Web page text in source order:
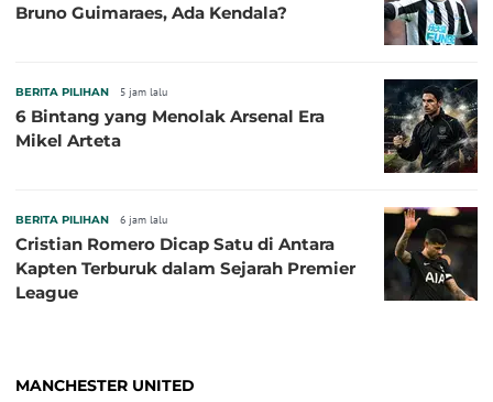
Bruno Guimaraes, Ada Kendala?
BERITA PILIHAN 5 jam lalu
6 Bintang yang Menolak Arsenal Era
Mikel Arteta
BERITA PILIHAN 6 jam lalu
Cristian Romero Dicap Satu di Antara
Kapten Terburuk dalam Sejarah Premier
League
MANCHESTER UNITED